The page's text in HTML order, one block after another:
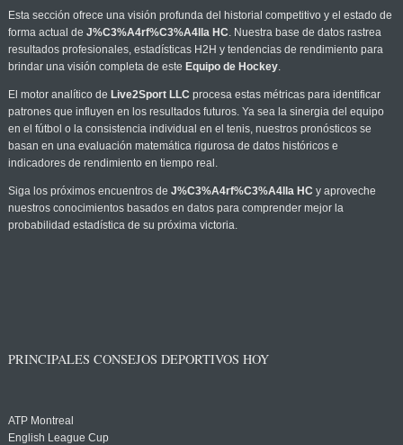
Esta sección ofrece una visión profunda del historial competitivo y el estado de
forma actual de J%C3%A4rf%C3%A4lla HC. Nuestra base de datos rastrea
resultados profesionales, estadísticas H2H y tendencias de rendimiento para
brindar una visión completa de este Equipo de Hockey.
El motor analítico de Live2Sport LLC procesa estas métricas para identificar
patrones que influyen en los resultados futuros. Ya sea la sinergia del equipo
en el fútbol o la consistencia individual en el tenis, nuestros pronósticos se
basan en una evaluación matemática rigurosa de datos históricos e
indicadores de rendimiento en tiempo real.
Siga los próximos encuentros de J%C3%A4rf%C3%A4lla HC y aproveche
nuestros conocimientos basados en datos para comprender mejor la
probabilidad estadística de su próxima victoria.
PRINCIPALES CONSEJOS DEPORTIVOS HOY
ATP Montreal
English League Cup